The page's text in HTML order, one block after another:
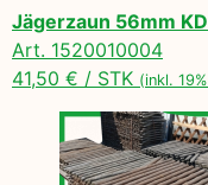
Jägerzaun 56mm
Art. 1520010004
41,50 € / STK (inkl.